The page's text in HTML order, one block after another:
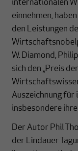
internationalen
einnehmen,
den Leistungen
W. Diamond,
sich den „Preis
Auszeichnung für
insbesondere
Der Autor Phil
der Lindauer